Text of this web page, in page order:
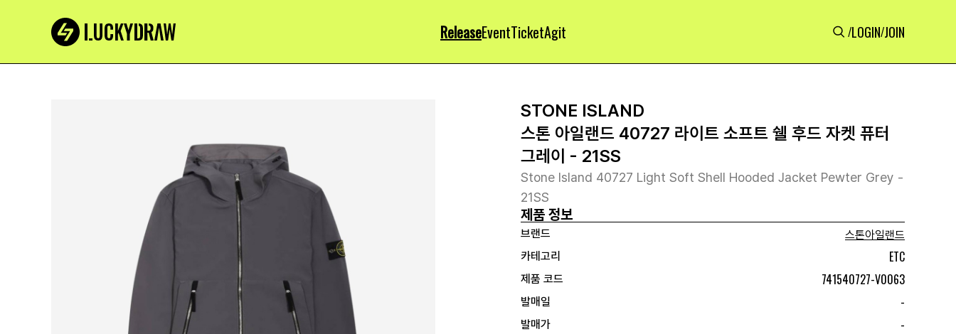
ReleaseEventTicketAgit /LOGIN/JOIN
STONE ISLAND
스톤 아일랜드 40727 라이트 소프트 쉘 후드 자켓 퓨터
그레이 - 21SS
Stone Island 40727 Light Soft Shell Hooded Jacket Pewter Grey -
21SS
제품 정보
브랜드
스톤아일랜드
카테고리
ETC
제품 코드 741540727-V0063
발매일 -
발매가 -